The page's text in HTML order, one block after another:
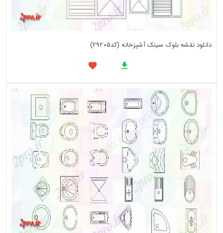
دانلود نقشه بلوک سینک آشپزخانه (کد29205)